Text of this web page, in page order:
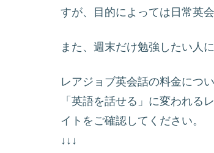
すが、目的によっては日常英
また、週末だけ勉強したい人
レアジョブ英会話の料金につ
「英語を話せる」に変われる
イトをご確認してください。
↓↓↓